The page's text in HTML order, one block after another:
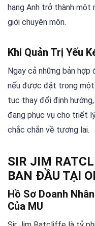
hạng Anh trở thành một
giới chuyên môn.
Khi Quản Trị Yếu
Ngay cả những bản
nếu được đặt trong một
tục thay đổi định
đang phục vụ cho triết
chắc chắn về tương lai.
SIR JIM
BAN ĐẦU TẠI
Hồ Sơ Doanh
Của MU